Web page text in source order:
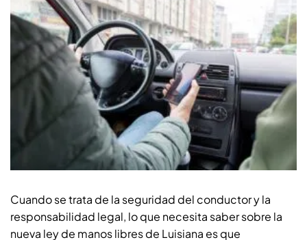
Cuando se trata de la seguridad del conductor y la
responsabilidad legal, lo que necesita saber sobre la
nueva ley de manos libres de Luisiana es que